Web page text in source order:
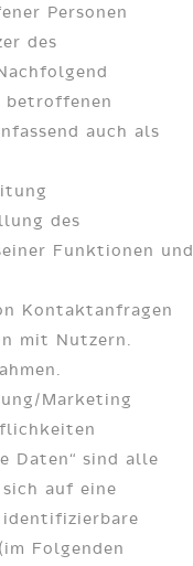
Personen
des
betroffenen
auch als
des
Funktionen und
Kontaktanfragen
mit Nutzern.
Marketing
Daten“ sind alle
auf eine
Folgenden